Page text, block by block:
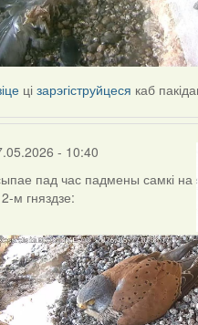
цізарэгіструйцеся каб
- 10:40
пад час падмены самкі на
м гняздзе: